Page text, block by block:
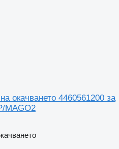
окачването 4460561200 за
MAGO2